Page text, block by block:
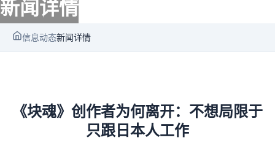
新闻详情
信息动态新闻详情
《块魂》创作者为何离开：不想局限于
只跟日本人工作